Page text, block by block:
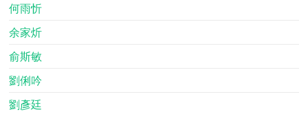
何雨忻
余家炘
俞斯敏
劉俐吟
劉彥廷